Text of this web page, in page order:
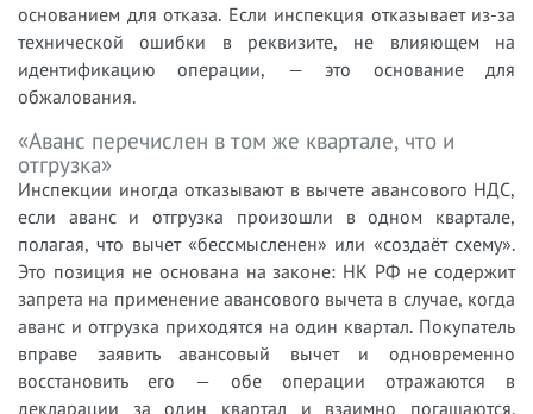
основанием для отказа. Если инспекция отказывает из-за
технической ошибки в реквизите, не влияющем на
идентификацию операции, — это основание для
обжалования.
«Аванс перечислен в том же квартале, что и
отгрузка»
Инспекции иногда отказывают в вычете авансового НДС,
если аванс и отгрузка произошли в одном квартале,
полагая, что вычет «бессмысленен» или «создаёт схему».
Это позиция не основана на законе: НК РФ не содержит
запрета на применение авансового вычета в случае, когда
аванс и отгрузка приходятся на один квартал. Покупатель
вправе заявить авансовый вычет и одновременно
восстановить его — обе операции отражаются в
декларации за один квартал и взаимно погашаются.